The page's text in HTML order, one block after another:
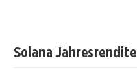
Solana Jahresrendite